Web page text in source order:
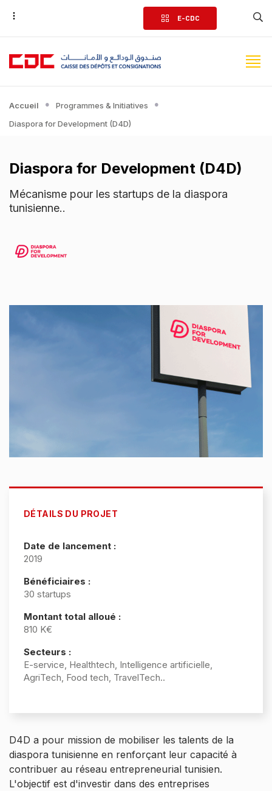
Aller
contenu
principal
E-CDC
Accueil
Programmes & Initiatives
Diaspora for Development (D4D)
Diaspora for Development (D4D)
Mécanisme pour les startups de la diaspora
tunisienne..
DÉTAILS DU PROJET
Date de lancement :
2019
Bénéficiaires :
30 startups
Montant total alloué :
810 K€
Secteurs :
E-service, Healthtech, Intelligence artificielle,
AgriTech, Food tech, TravelTech..
D4D a pour mission de mobiliser les talents de la
diaspora tunisienne en renforçant leur capacité à
contribuer au réseau entrepreneurial tunisien.
L'objectif est d'investir dans des entreprises